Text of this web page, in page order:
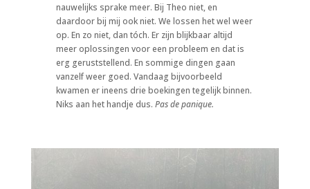
nauwelijks sprake meer. Bij Theo niet, en
daardoor bij mij ook niet. We lossen het wel weer
op. En zo niet, dan tóch. Er zijn blijkbaar altijd
meer oplossingen voor een probleem en dat is
erg geruststellend. En sommige dingen gaan
vanzelf weer goed. Vandaag bijvoorbeeld
kwamen er ineens drie boekingen tegelijk binnen.
Niks aan het handje dus. Pas de panique.